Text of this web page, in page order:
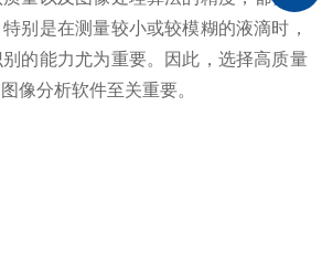
别是在测量较小或较模糊的液滴时，
的能力尤为重要。因此，选择高质量
像分析软件至关重要。